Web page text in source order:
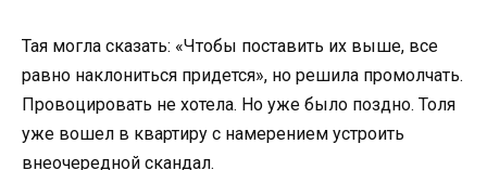
Тая могла сказать: «Чтобы поставить их выше, все
равно наклониться придется», но решила промолчать.
Провоцировать не хотела. Но уже было поздно. Толя
уже вошел в квартиру с намерением устроить
внеочередной скандал.